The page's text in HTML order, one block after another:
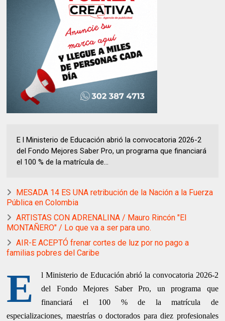
E l Ministerio de Educación abrió la convocatoria 2026-2
del Fondo Mejores Saber Pro, un programa que financiará
el 100 % de la matrícula de...
MESADA 14 ES UNA retribución de la Nación a la Fuerza
Pública en Colombia
ARTISTAS CON ADRENALINA / Mauro Rincón "El
MONTAÑERO" / Lo que va a ser para uno.
AIR-E ACEPTÓ frenar cortes de luz por no pago a
familias pobres del Caribe
E
l Ministerio de Educación abrió la convocatoria 2026-2
del Fondo Mejores Saber Pro, un programa que
financiará el 100 % de la matrícula de
especializaciones, maestrías o doctorados para diez profesionales